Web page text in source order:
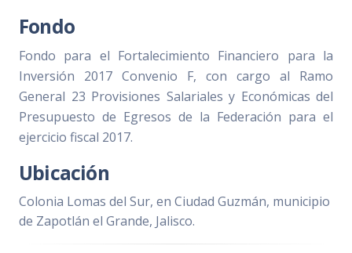
Fondo
Fondo para el Fortalecimiento Financiero para la
Inversión 2017 Convenio F, con cargo al Ramo
General 23 Provisiones Salariales y Económicas del
Presupuesto de Egresos de la Federación para el
ejercicio fiscal 2017.
Ubicación
Colonia Lomas del Sur, en Ciudad Guzmán, municipio
de Zapotlán el Grande, Jalisco.